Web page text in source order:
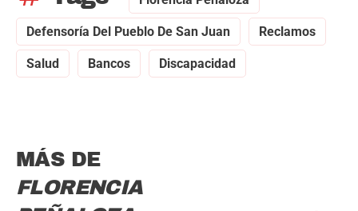
Defensoría Del Pueblo De San Juan Reclamos
Salud Bancos Discapacidad
MÁS DE
FLORENCIA